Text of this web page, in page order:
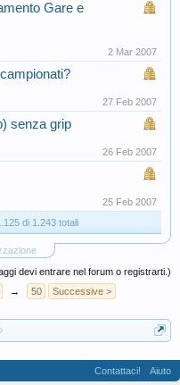
Gare e
2 Mar 2007
27 Feb 2007
senza grip
26 Feb 2007
25 Feb 2007
di 1.243 totali
devi entrare nel forum o registrarti.)
→ 50 Successive >
Contattaci! Aiuto